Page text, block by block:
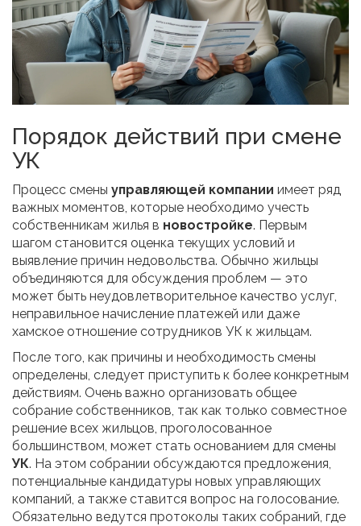
Порядок действий при смене
УК
Процесс смены управляющей компании имеет ряд
важных моментов, которые необходимо учесть
собственникам жилья в новостройке. Первым
шагом становится оценка текущих условий и
выявление причин недовольства. Обычно жильцы
объединяются для обсуждения проблем — это
может быть неудовлетворительное качество услуг,
неправильное начисление платежей или даже
хамское отношение сотрудников УК к жильцам.
После того, как причины и необходимость смены
определены, следует приступить к более конкретным
действиям. Очень важно организовать общее
собрание собственников, так как только совместное
решение всех жильцов, проголосованное
большинством, может стать основанием для смены
УК. На этом собрании обсуждаются предложения,
потенциальные кандидатуры новых управляющих
компаний, а также ставится вопрос на голосование.
Обязательно ведутся протоколы таких собраний, где